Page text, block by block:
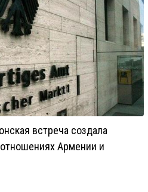
встреча создала
Армении и